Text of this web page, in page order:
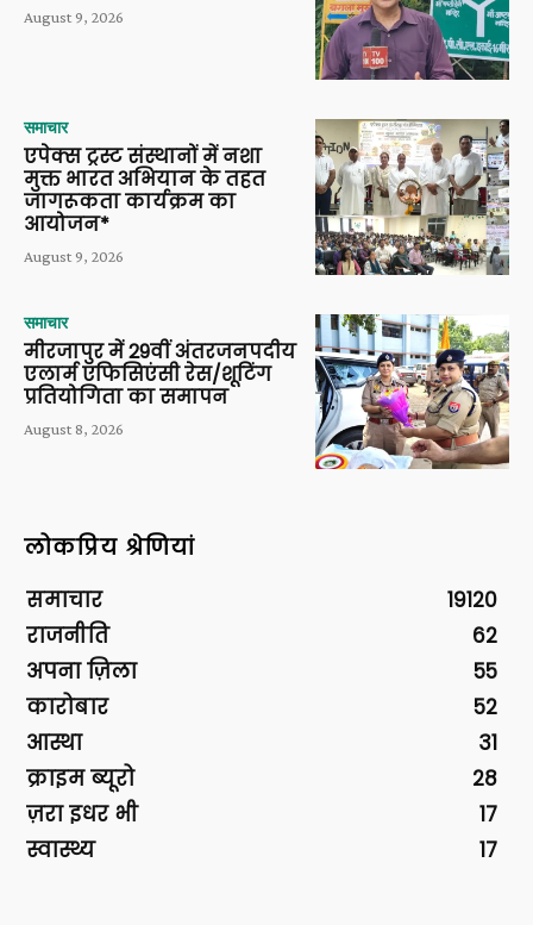
August 9, 2026
समाचार
एपेक्स ट्रस्ट संस्थानों में नशा
मुक्त भारत अभियान के तहत
जागरूकता कार्यक्रम का
आयोजन*
August 9, 2026
समाचार
मीरजापुर में 29वीं अंतरजनपदीय
एलार्म एफिसिएंसी रेस/शूटिंग
प्रतियोगिता का समापन
August 8, 2026
लोकप्रिय श्रेणियां
समाचार
19120
राजनीति
62
अपना ज़िला
55
कारोबार
52
आस्था
31
क्राइम ब्यूरो
28
ज़रा इधर भी
17
स्वास्थ्य
17